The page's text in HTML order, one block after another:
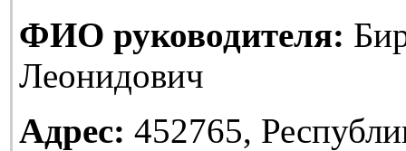
ФИО руководителя:
Леонидович
Адрес: 452765,